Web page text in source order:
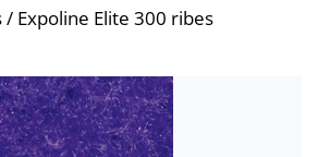
Expoline Elite 300 ribes